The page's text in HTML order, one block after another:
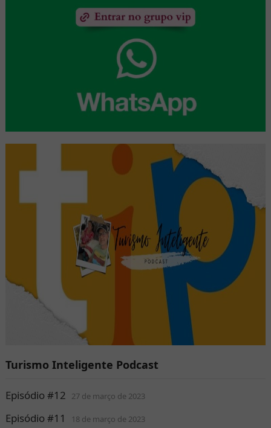
Turismo Inteligente Podcast
Episódio #12 27 de março de 2023
Episódio #11 18 de março de 2023